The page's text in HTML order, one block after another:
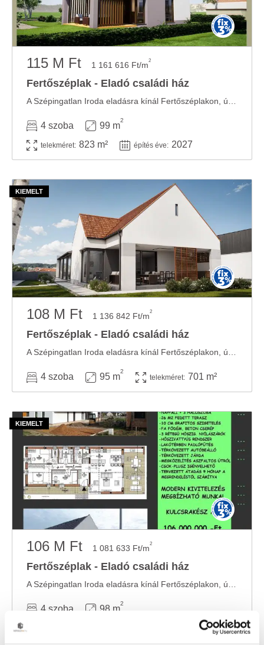
115 M Ft 1 161 616 Ft/m2
Fertőszéplak - Eladó családi ház
4 szoba 99 m
2
telekméret: 823 m² építés éve: 2027
108 M Ft 1 136 842 Ft/m2
Fertőszéplak - Eladó családi ház
4 szoba 95 m
2
telekméret: 701 m²
106 M Ft 1 081 633 Ft/m2
Fertőszéplak - Eladó családi ház
4 szoba 98 m
2